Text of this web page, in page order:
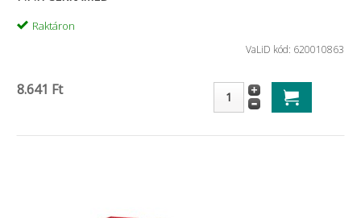
Raktáron
VaLiD kód: 620010863
8.641 Ft